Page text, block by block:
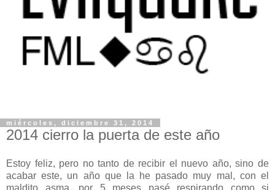
miércoles, diciembre 31, 2014
2014 cierro la puerta de este año
Estoy feliz, pero no tanto de recibir el nuevo año, sino de
acabar este, un año que la he pasado muy mal, con el